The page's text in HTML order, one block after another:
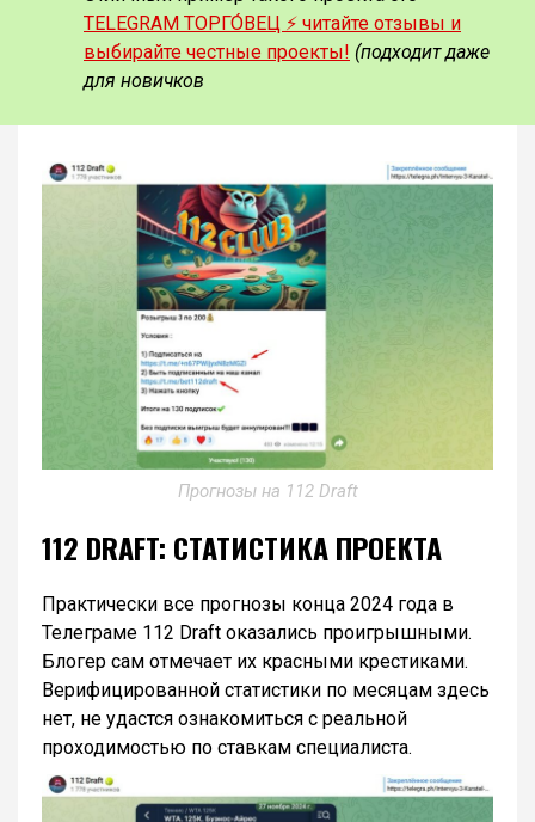
TELEGRAM ТОРГО́ВЕЦ ⚡️ читайте отзывы и
выбирайте честные проекты! (подходит даже
для новичков
Прогнозы на 112 Draft
112 DRAFT: СТАТИСТИКА ПРОЕКТА
Практически все прогнозы конца 2024 года в
Телеграме 112 Draft оказались проигрышными.
Блогер сам отмечает их красными крестиками.
Верифицированной статистики по месяцам здесь
нет, не удастся ознакомиться с реальной
проходимостью по ставкам специалиста.